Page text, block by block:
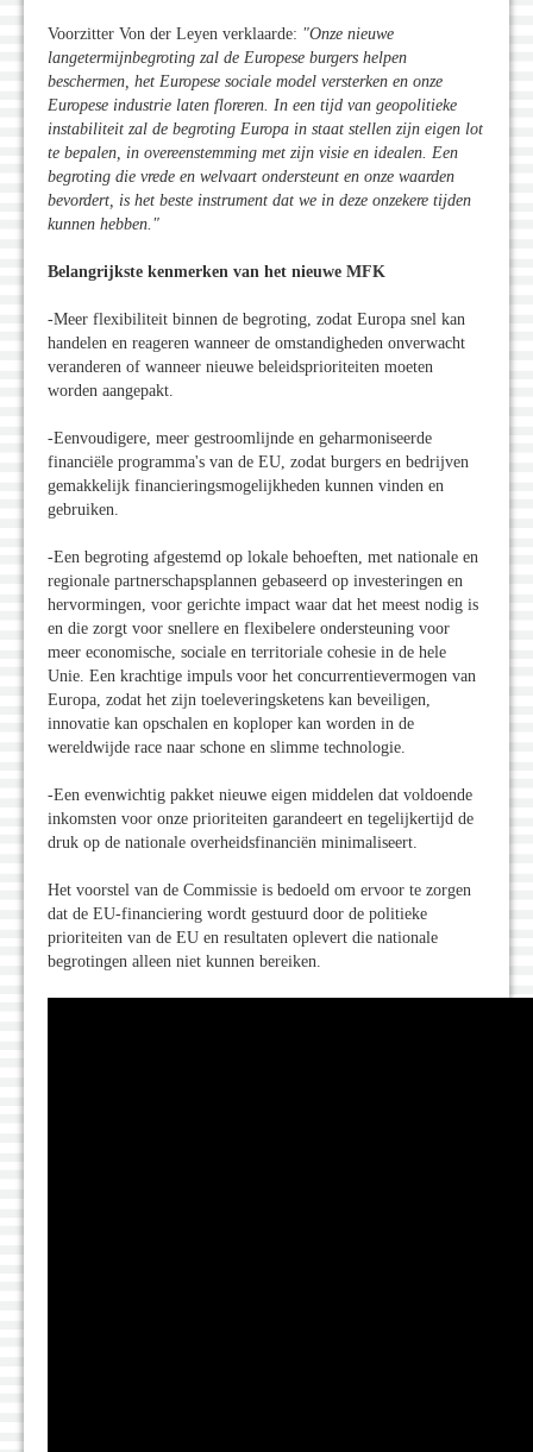
Voorzitter Von der Leyen verklaarde: "Onze nieuwe
langetermijnbegroting zal de Europese burgers helpen
beschermen, het Europese sociale model versterken en onze
Europese industrie laten floreren. In een tijd van geopolitieke
instabiliteit zal de begroting Europa in staat stellen zijn eigen lot
te bepalen, in overeenstemming met zijn visie en idealen. Een
begroting die vrede en welvaart ondersteunt en onze waarden
bevordert, is het beste instrument dat we in deze onzekere tijden
kunnen hebben."
Belangrijkste kenmerken van het nieuwe MFK
-Meer flexibiliteit binnen de begroting, zodat Europa snel kan
handelen en reageren wanneer de omstandigheden onverwacht
veranderen of wanneer nieuwe beleidsprioriteiten moeten
worden aangepakt.
-Eenvoudigere, meer gestroomlijnde en geharmoniseerde
financiële programma's van de EU, zodat burgers en bedrijven
gemakkelijk financieringsmogelijkheden kunnen vinden en
gebruiken.
-Een begroting afgestemd op lokale behoeften, met nationale en
regionale partnerschapsplannen gebaseerd op investeringen en
hervormingen, voor gerichte impact waar dat het meest nodig is
en die zorgt voor snellere en flexibelere ondersteuning voor
meer economische, sociale en territoriale cohesie in de hele
Unie. Een krachtige impuls voor het concurrentievermogen van
Europa, zodat het zijn toeleveringsketens kan beveiligen,
innovatie kan opschalen en koploper kan worden in de
wereldwijde race naar schone en slimme technologie.
-Een evenwichtig pakket nieuwe eigen middelen dat voldoende
inkomsten voor onze prioriteiten garandeert en tegelijkertijd de
druk op de nationale overheidsfinanciën minimaliseert.
Het voorstel van de Commissie is bedoeld om ervoor te zorgen
dat de EU-financiering wordt gestuurd door de politieke
prioriteiten van de EU en resultaten oplevert die nationale
begrotingen alleen niet kunnen bereiken.